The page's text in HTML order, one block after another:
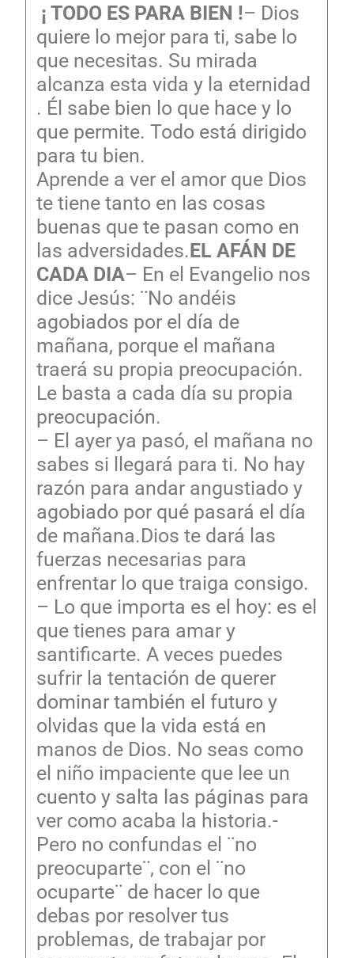
¡ TODO ES PARA BIEN !– Dios
quiere lo mejor para ti, sabe lo
que necesitas. Su mirada
alcanza esta vida y la eternidad
. Él sabe bien lo que hace y lo
que permite. Todo está dirigido
para tu bien.
Aprende a ver el amor que Dios
te tiene tanto en las cosas
buenas que te pasan como en
las adversidades.EL AFÁN DE
CADA DIA– En el Evangelio nos
dice Jesús: ¨No andéis
agobiados por el día de
mañana, porque el mañana
traerá su propia preocupación.
Le basta a cada día su propia
preocupación.
– El ayer ya pasó, el mañana no
sabes si llegará para ti. No hay
razón para andar angustiado y
agobiado por qué pasará el día
de mañana.Dios te dará las
fuerzas necesarias para
enfrentar lo que traiga consigo.
– Lo que importa es el hoy: es el
que tienes para amar y
santificarte. A veces puedes
sufrir la tentación de querer
dominar también el futuro y
olvidas que la vida está en
manos de Dios. No seas como
el niño impaciente que lee un
cuento y salta las páginas para
ver como acaba la historia.-
Pero no confundas el ¨no
preocuparte¨, con el ¨no
ocuparte¨ de hacer lo que
debas por resolver tus
problemas, de trabajar por